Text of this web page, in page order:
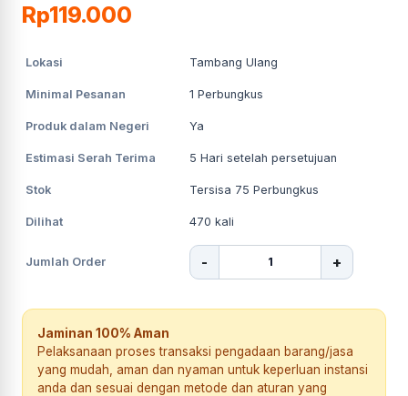
Rp119.000
Lokasi Tambang Ulang
Minimal Pesanan 1 Perbungkus
Produk dalam Negeri Ya
Estimasi Serah Terima 5 Hari setelah persetujuan
Stok Tersisa 75 Perbungkus
Dilihat 470 kali
Jumlah Order - +
Jaminan 100% Aman
Pelaksanaan proses transaksi pengadaan barang/jasa
yang mudah, aman dan nyaman untuk keperluan instansi
anda dan sesuai dengan metode dan aturan yang